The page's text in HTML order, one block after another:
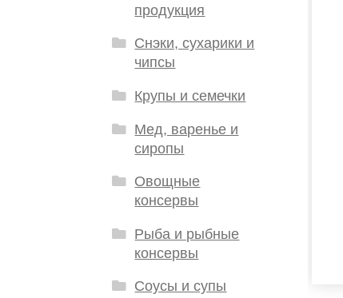
продукция
Снэки, сухарики и
чипсы
Крупы и семечки
Мед, варенье и
сиропы
Овощные
консервы
Рыба и рыбные
консервы
Соусы и супы